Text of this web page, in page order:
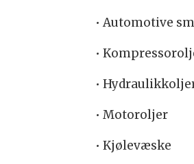
• Automotive
•
•
• Motoroljer
• Kjølevæske